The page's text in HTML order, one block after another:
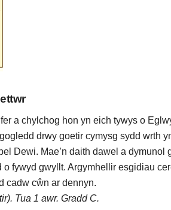
fer a chylchog hon yn eich tywys o
drwy goetir cymysg sydd wrth
Dewi. Mae’n daith dawel a dymunol
fywyd gwyllt. Argymhellir esgidiau
cadw cŵn ar dennyn.
Tua 1 awr. Gradd C.